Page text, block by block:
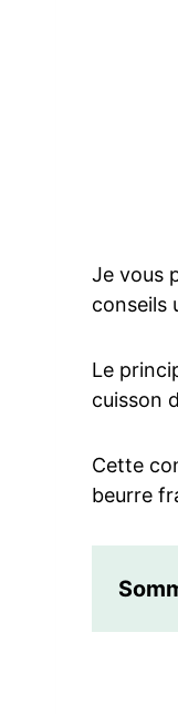
Je vous
conseils
Le
cuisson
Cette
beurre